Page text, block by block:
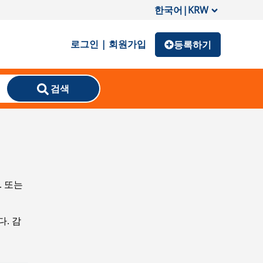
한국어|KRW
로그인 | 회원가입 등록하기
검색
또는
. 감